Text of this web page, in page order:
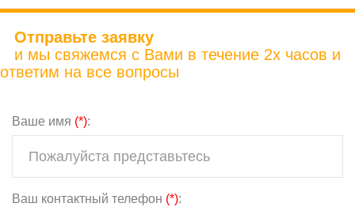
Отправьте заявку
и мы свяжемся с Вами в течение 2х часов и
ответим на все вопросы
Ваше имя (*):
Ваш контактный телефон (*):